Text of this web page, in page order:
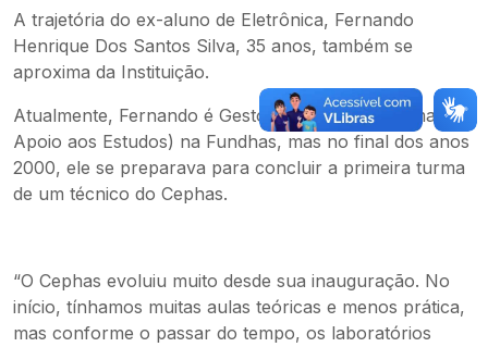
A trajetória do ex-aluno de Eletrônica, Fernando
Henrique Dos Santos Silva, 35 anos, também se
aproxima da Instituição.
Atualmente, Fernando é Gestor do PAE (Programa de
Apoio aos Estudos) na Fundhas, mas no final dos anos
2000, ele se preparava para concluir a primeira turma
de um técnico do Cephas.
“O Cephas evoluiu muito desde sua inauguração. No
início, tínhamos muitas aulas teóricas e menos prática,
mas conforme o passar do tempo, os laboratórios